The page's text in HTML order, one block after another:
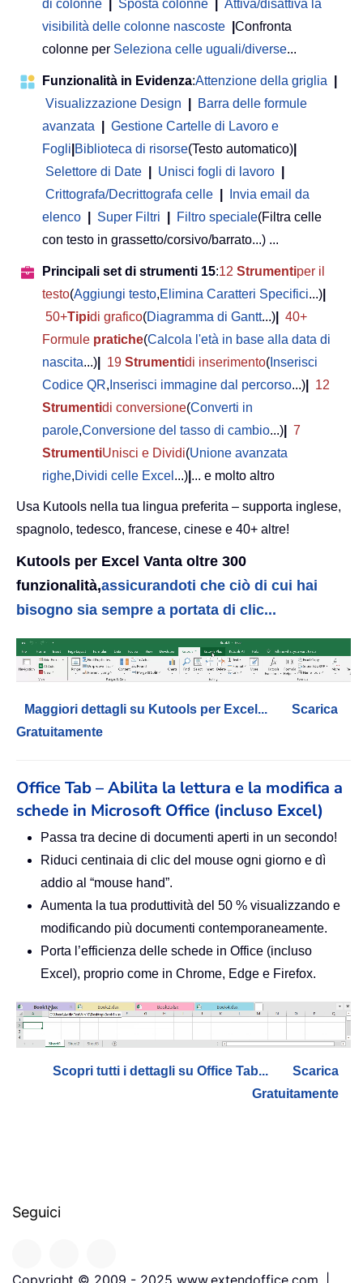
di colonne
Sposta colonne
Attiva/disattiva la
visibilità delle colonne nascoste
Confronta
colonne per Seleziona celle uguali/diverse...
Funzionalità in Evidenza:Attenzione della griglia
Visualizzazione Design
Barra delle formule
avanzata
Gestione Cartelle di Lavoro e
Fogli Biblioteca di risorse(Testo automatico)
Selettore di Date
Unisci fogli di lavoro
Crittografa/Decrittografa celle
Invia email da
elenco
Super Filtri Filtro speciale(Filtra celle
con testo in grassetto/corsivo/barrato...) ...
Principali set di strumenti 15:12 Strumentiper il
testo(Aggiungi testo,Elimina Caratteri Specifici...)
50+Tipidi grafico(Diagramma di Gantt...)
40+
Formule pratiche(Calcola l'età in base alla data di
nascita...) 19 Strumentidi inserimento( Inserisci
Codice QR, Inserisci immagine dal percorso...)
12
Strumentidi conversione(Converti in
parole,Conversione del tasso di cambio...)
7
StrumentiUnisci e Dividi(Unione avanzata
righe,Dividi celle Excel ...) ... e molto altro
Usa Kutools nella tua lingua preferita – supporta inglese,
spagnolo, tedesco, francese, cinese e 40+ altre!
Kutools per Excel Vanta oltre 300
funzionalità,assicurandoti che ciò di cui hai
bisogno sia sempre a portata di clic...
Maggiori dettagli su Kutools per Excel...
Scarica
Gratuitamente
Office Tab – Abilita la lettura e la modifica a
schede in Microsoft Office (incluso Excel)
Passa tra decine di documenti aperti in un secondo!
Riduci centinaia di clic del mouse ogni giorno e dì
addio al “mouse hand”.
Aumenta la tua produttività del 50 % visualizzando e
modificando più documenti contemporaneamente.
Porta l’efficienza delle schede in Office (incluso
Excel), proprio come in Chrome, Edge e Firefox.
Scopri tutti i dettagli su Office Tab...
Scarica
Gratuitamente
Seguici